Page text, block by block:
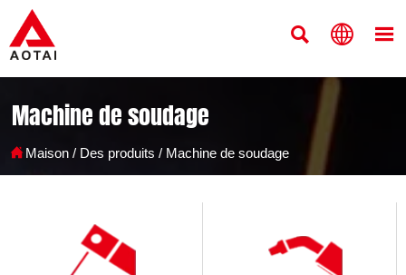
  
Machine de soudage
Maison / Des produits / Machine de soudage